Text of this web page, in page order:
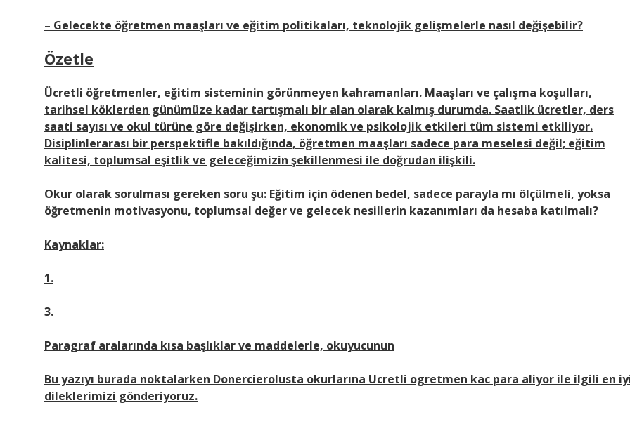
– Gelecekte öğretmen maaşları ve eğitim politikaları, teknolojik gelişmelerle nasıl değişebilir?
Özetle
Ücretli öğretmenler, eğitim sisteminin görünmeyen kahramanları. Maaşları ve çalışma koşulları,
tarihsel köklerden günümüze kadar tartışmalı bir alan olarak kalmış durumda. Saatlik ücretler, ders
saati sayısı ve okul türüne göre değişirken, ekonomik ve psikolojik etkileri tüm sistemi etkiliyor.
Disiplinlerarası bir perspektifle bakıldığında, öğretmen maaşları sadece para meselesi değil; eğitim
kalitesi, toplumsal eşitlik ve geleceğimizin şekillenmesi ile doğrudan ilişkili.
Okur olarak sorulması gereken soru şu: Eğitim için ödenen bedel, sadece parayla mı ölçülmeli, yoksa
öğretmenin motivasyonu, toplumsal değer ve gelecek nesillerin kazanımları da hesaba katılmalı?
Kaynaklar:
1.
3.
Paragraf aralarında kısa başlıklar ve maddelerle, okuyucunun
Bu yazıyı burada noktalarken Donercierolusta okurlarına Ucretli ogretmen kac para aliyor ile ilgili en
dileklerimizi gönderiyoruz.